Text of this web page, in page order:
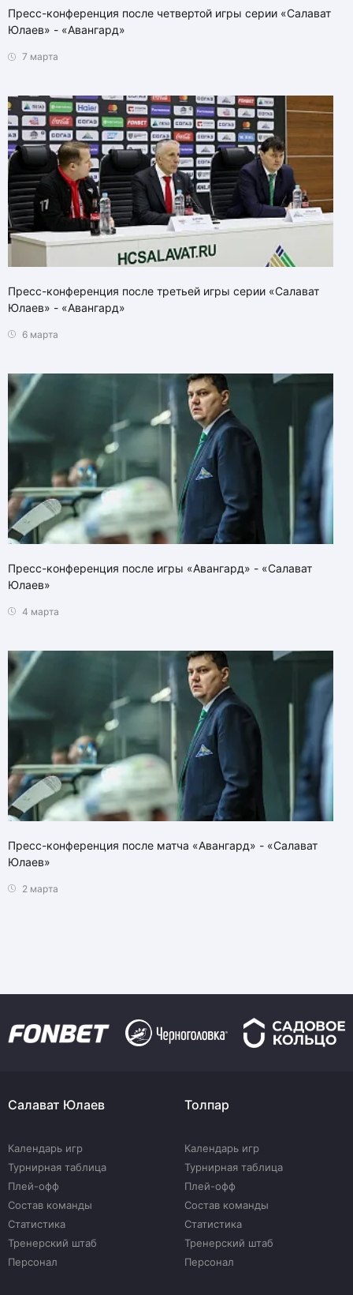
Пресс-конференция после четвертой игры серии «Салават
Юлаев» - «Авангард»
7 марта
Пресс-конференция после третьей игры серии «Салават
Юлаев» - «Авангард»
6 марта
Пресс-конференция после игры «Авангард» - «Салават
Юлаев»
4 марта
Пресс-конференция после матча «Авангард» - «Салават
Юлаев»
2 марта
Салават Юлаев
Календарь игр
Турнирная таблица
Плей-офф
Состав команды
Статистика
Тренерский штаб
Персонал
Толпар
Календарь игр
Турнирная таблица
Плей-офф
Состав команды
Статистика
Тренерский штаб
Персонал